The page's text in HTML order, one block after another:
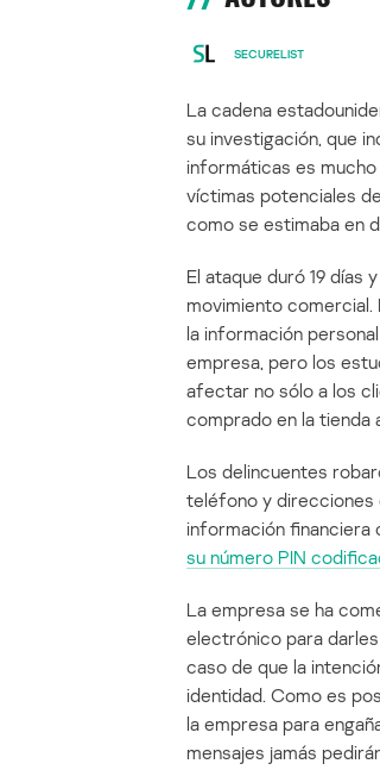
SECURELIST
La cadena
su investigación, que
informáticas es
víctimas potenciales
como se estimaba en
El ataque duró 19 días
movimiento comercial.
la información
empresa, pero los
afectar no sólo a los
comprado en la tienda
Los delincuentes
teléfono y direcciones
información financiera
su número PIN
La empresa se ha
electrónico para
caso de que la
identidad. Como es
la empresa para
mensajes jamás